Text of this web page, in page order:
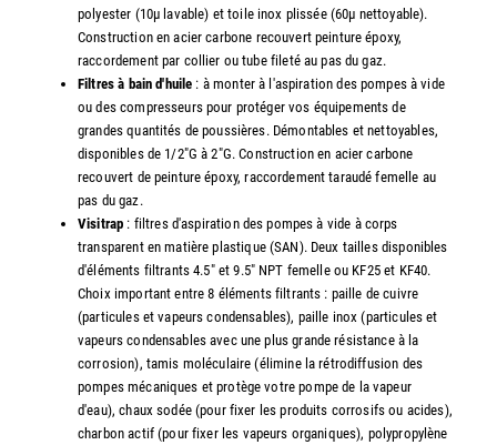
polyester (10µ lavable) et toile inox plissée (60µ nettoyable).
Construction en acier carbone recouvert peinture époxy,
raccordement par collier ou tube fileté au pas du gaz.
Filtres à bain d'huile : à monter à l'aspiration des pompes à vide
ou des compresseurs pour protéger vos équipements de
grandes quantités de poussières. Démontables et nettoyables,
disponibles de 1/2"G à 2"G. Construction en acier carbone
recouvert de peinture époxy, raccordement taraudé femelle au
pas du gaz.
Visitrap : filtres d'aspiration des pompes à vide à corps
transparent en matière plastique (SAN). Deux tailles disponibles
d'éléments filtrants 4.5" et 9.5" NPT femelle ou KF25 et KF40.
Choix important entre 8 éléments filtrants : paille de cuivre
(particules et vapeurs condensables), paille inox (particules et
vapeurs condensables avec une plus grande résistance à la
corrosion), tamis moléculaire (élimine la rétrodiffusion des
pompes mécaniques et protège votre pompe de la vapeur
d'eau), chaux sodée (pour fixer les produits corrosifs ou acides),
charbon actif (pour fixer les vapeurs organiques), polypropylène